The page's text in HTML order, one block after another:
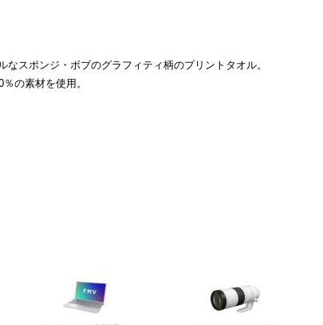
なスポンジ・ボブのグラフィティ柄のプリントタオル。
の素材を使用。